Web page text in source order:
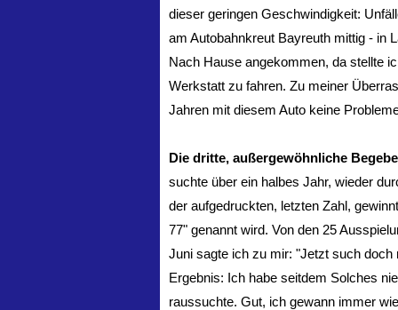
dieser geringen Geschwindigkeit:
am Autobahnkreut Bayreuth mittig - in
Nach Hause angekommen, da stellte
Werkstatt zu fahren. Zu meiner
Jahren mit diesem Auto keine
Die dritte, außergewöhnliche
suchte über ein halbes Jahr, wieder
der aufgedruckten, letzten Zahl,
77" genannt wird. Von den 25
Juni sagte ich zu mir: "Jetzt such
Ergebnis: Ich habe seitdem Solches
raussuchte. Gut, ich gewann immer